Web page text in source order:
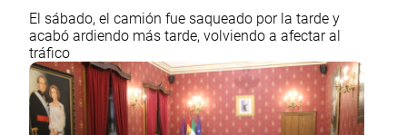
El sábado, el camión fue saqueado por la tarde y
acabó ardiendo más tarde, volviendo a afectar al
tráfico